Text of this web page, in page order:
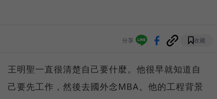
分享 收藏
王明聖一直很清楚自己要什麼。他很早就知道自
己要先工作，然後去國外念MBA。他的工程背景